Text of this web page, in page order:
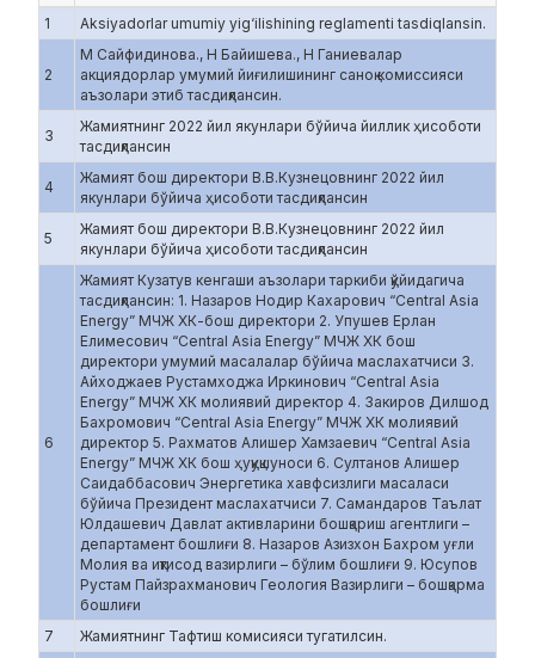
1 Aksiyadorlar umumiy yig‘ilishining reglamenti tasdiqlansin.
2
М Сайфидинова., Н Байишева., Н Ганиевалар
акциядорлар умумий йиғилишининг саноқ комиссияси
аъзолари этиб тасдиқлансин.
3
Жамиятнинг 2022 йил якунлари бўйича йиллик ҳисоботи
тасдиқлансин
4
Жамият бош директори В.В.Кузнецовнинг 2022 йил
якунлари бўйича ҳисоботи тасдиқлансин
5
Жамият бош директори В.В.Кузнецовнинг 2022 йил
якунлари бўйича ҳисоботи тасдиқлансин
6
Жамият Кузатув кенгаши аъзолари таркиби қўйидагича
тасдиқлансин: 1. Назаров Нодир Кахарович “Central Asia
Energy” МЧЖ ХК-бош директори 2. Упушев Ерлан
Елимесович “Central Asia Energy” МЧЖ ХК бош
директори умумий масалалар бўйича маслахатчиси 3.
Айходжаев Рустамходжа Иркинович “Central Asia
Energy” МЧЖ ХК молиявий директор 4. Закиров Дилшод
Бахромович “Central Asia Energy” МЧЖ ХК молиявий
директор 5. Рахматов Алишер Хамзаевич “Central Asia
Energy” МЧЖ ХК бош ҳуқуқшуноси 6. Султанов Алишер
Саидаббасович Энергетика хавфсизлиги масаласи
бўйича Президент маслахатчиси 7. Самандаров Таълат
Юлдашевич Давлат активларини бошқариш агентлиги –
департамент бошлиғи 8. Назаров Азизхон Бахром уғли
Молия ва иқтисод вазирлиги – бўлим бошлиғи 9. Юсупов
Рустам Пайзрахманович Геология Вазирлиги – бошқарма
бошлиғи
7
Жамиятнинг Тафтиш комисияси тугатилсин.